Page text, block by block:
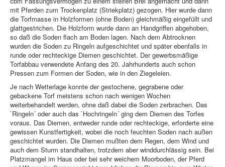
mit Pferden zum Trockenplatz (Striekplatz) gezogen. Hier wurde dann
die Torfmasse in Holzformen (ohne Boden) gleichmäßig eingefüllt und
glattgestrichen. Die Holzform wurde dann an Handgriffen abgehoben,
so daß die Soden flach am Boden lagen. Nach dem Abtrocknen
wurden die Soden zu Ringeln aufgeschichtet und später ebenfalls in
runde oder rechteckige Diemen geschichtet. Der gewerbsmäßige
Torfabbau verwendete Anfang des 20. Jahrhunderts auch schon
Pressen zum Formen der Soden, wie in den Ziegeleien.
Je nach Wetterlage konnte der gestochene, gegrabene oder
gebackene Torf meistens schon nach wenigen Wochen
weiterbehandelt werden, ohne daß dabei die Soden zerbrachen. Das
`Ringeln´ oder auch das `Hochringeln´ ging dem Diemen des Torfes
voraus. Das Diemen, entweder runde oder rechteckige, erforderte eine
gewissen Kunstfertigkeit, wobei die noch feuchten Soden nach außen
geschichtet wurden. Die Diemen mußten dem Regen, dem Wind und
auch dem Sturm standhalten, trotzdem aber winddurchlässig sein. Bei
Platzmangel im Haus oder bei sehr weichem Moorboden, der Pferd